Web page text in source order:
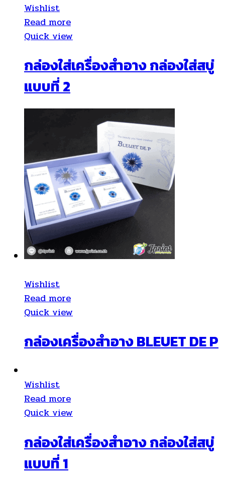
Wishlist
Read more
Quick view
กล่องใส่เครื่องสำอาง กล่องใส่สบู่
แบบที่ 2
Wishlist
Read more
Quick view
กล่องเครื่องสำอาง BLEUET DE P
Wishlist
Read more
Quick view
กล่องใส่เครื่องสำอาง กล่องใส่สบู่
แบบที่ 1